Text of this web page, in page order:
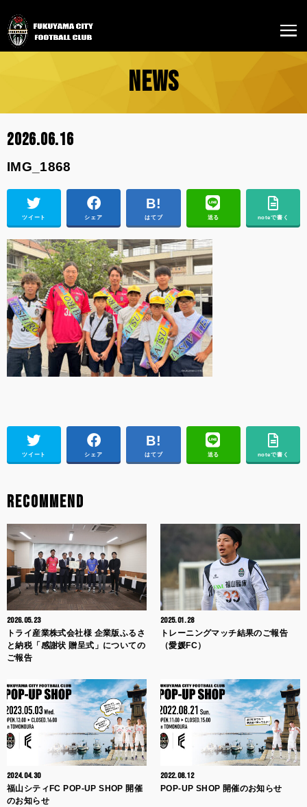
NEWS
2026.06.16
IMG_1868
ツイート シェア はてブ 送る noteで書く
ツイート シェア はてブ 送る noteで書く
RECOMMEND
2026.05.23
トライ産業株式会社様 企業版ふるさ
と納税「感謝状 贈呈式」についての
ご報告
2025.01.28
トレーニングマッチ結果のご報告
（愛媛FC）
2024.04.30
福山シティFC POP-UP SHOP 開催
のお知らせ
2022.08.12
POP-UP SHOP 開催のお知らせ